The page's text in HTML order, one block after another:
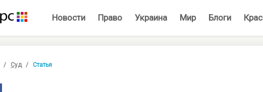
Новости Право Украина Мир Блоги
Суд Статья